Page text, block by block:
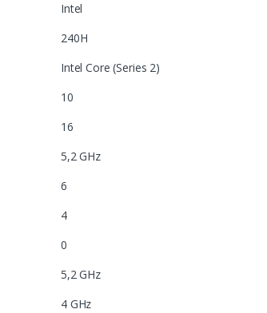
Intel
240H
Intel Core (Series 2)
10
16
5,2 GHz
6
4
0
5,2 GHz
4 GHz